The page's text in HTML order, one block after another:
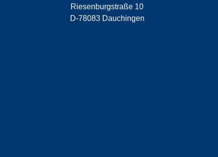
Riesenburgstraße 10
D-78083 Dauchingen